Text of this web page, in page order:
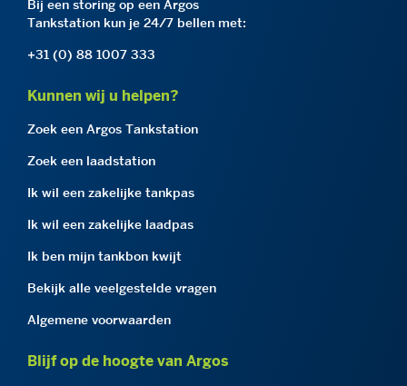
Bij een storing op een Argos
Tankstation kun je 24/7 bellen met:
+31 (0) 88 1007 333
Kunnen wij u helpen?
Zoek een Argos Tankstation
Zoek een laadstation
Ik wil een zakelijke tankpas
Ik wil een zakelijke laadpas
Ik ben mijn tankbon kwijt
Bekijk alle veelgestelde vragen
Algemene voorwaarden
Blijf op de hoogte van Argos